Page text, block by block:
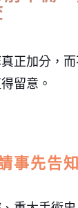
正加分，
留意。
事先告知